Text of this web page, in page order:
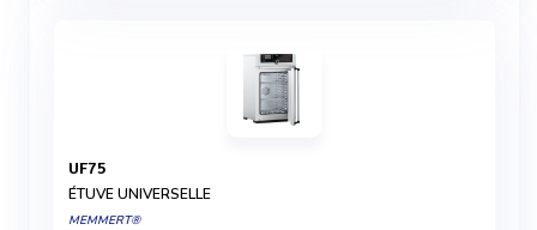
UF75
ÉTUVE UNIVERSELLE
MEMMERT®